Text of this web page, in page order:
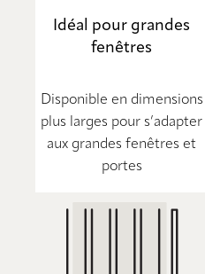
Idéal pour grandes
fenêtres
Disponible en dimensions
plus larges pour s’adapter
aux grandes fenêtres et
portes